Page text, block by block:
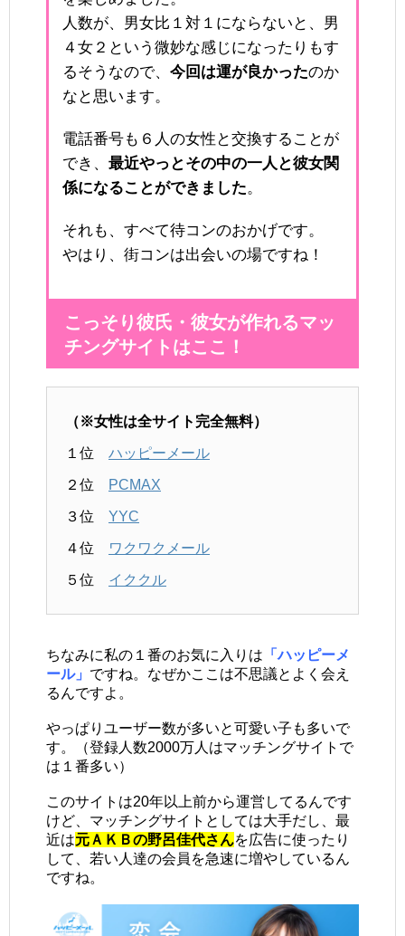
人数が、男女比１対１にならないと、男
４女２という微妙な感じになったりもす
るそうなので、 今回は運が良かったのか
なと思います。
電話番号も６人の女性と交換することが
でき、 最近やっとその中の一人と彼女関
係になることができました。
それも、すべて待コンのおかげです。
やはり、街コンは出会いの場ですね！
こっそり彼氏・彼女が作れるマッ
チングサイトはここ！
（※女性は全サイト完全無料）
１位 ハッピーメール
２位 PCMAX
３位 YYC
４位 ワクワクメール
５位 イククル
ちなみに私の１番のお気に入りは 「ハッピーメ
ール」 ですね。なぜかここは不思議とよく会え
るんですよ。
やっぱりユーザー数が多いと可愛い子も多いで
す。（登録人数2000万人はマッチングサイトで
は１番多い）
このサイトは20年以上前から運営してるんです
けど、マッチングサイトとしては大手だし、最
近は元ＡＫＢの野呂佳代さんを広告に使ったり
して、若い人達の会員を急速に増やしているん
ですね。